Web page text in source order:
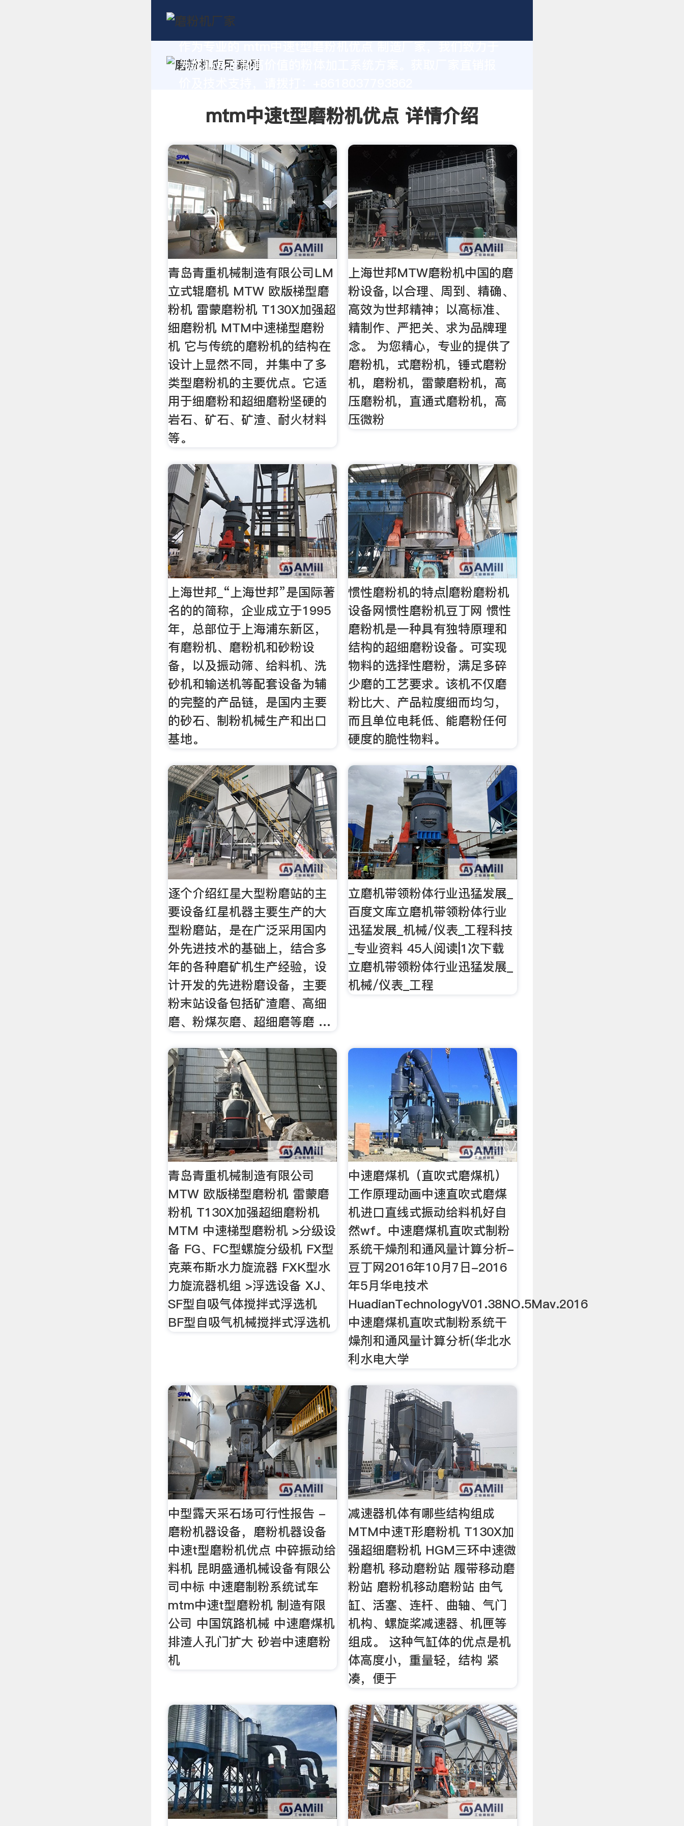
为您量身定制高价值的粉体加工系统方案。获取厂家直销报
mtm中速t型磨粉机优点 详情介绍
青岛青重机械制造有限公司LM
立式辊磨机 MTW 欧版梯型磨
粉机 雷蒙磨粉机 T130X加强超
细磨粉机 MTM中速梯型磨粉
机 它与传统的磨粉机的结构在
设计上显然不同，并集中了多
类型磨粉机的主要优点。它适
用于细磨粉和超细磨粉坚硬的
岩石、矿石、矿渣、耐火材料
等。
上海世邦MTW磨粉机中国的磨
粉设备, 以合理、周到、精确、
高效为世邦精神；以高标准、
精制作、严把关、求为品牌理
念。 为您精心，专业的提供了
磨粉机，式磨粉机，锤式磨粉
机，磨粉机，雷蒙磨粉机，高
压磨粉机，直通式磨粉机，高
压微粉
上海世邦_“上海世邦”是国际著
名的的简称，企业成立于1995
年，总部位于上海浦东新区，
有磨粉机、磨粉机和砂粉设
备，以及振动筛、给料机、洗
砂机和输送机等配套设备为辅
的完整的产品链，是国内主要
的砂石、制粉机械生产和出口
基地。
惯性磨粉机的特点|磨粉磨粉机
设备网惯性磨粉机豆丁网 惯性
磨粉机是一种具有独特原理和
结构的超细磨粉设备。可实现
物料的选择性磨粉，满足多碎
少磨的工艺要求。该机不仅磨
粉比大、产品粒度细而均匀，
而且单位电耗低、能磨粉任何
硬度的脆性物料。
逐个介绍红星大型粉磨站的主
要设备红星机器主要生产的大
型粉磨站，是在广泛采用国内
外先进技术的基础上，结合多
年的各种磨矿机生产经验，设
计开发的先进粉磨设备，主要
粉末站设备包括矿渣磨、高细
磨、粉煤灰磨、超细磨等磨 …
立磨机带领粉体行业迅猛发展_
百度文库立磨机带领粉体行业
迅猛发展_机械/仪表_工程科技
_专业资料 45人阅读|1次下载
立磨机带领粉体行业迅猛发展_
机械/仪表_工程
青岛青重机械制造有限公司
MTW 欧版梯型磨粉机 雷蒙磨
粉机 T130X加强超细磨粉机
MTM 中速梯型磨粉机 >分级设
备 FG、FC型螺旋分级机 FX型
克莱布斯水力旋流器 FXK型水
力旋流器机组 >浮选设备 XJ、
SF型自吸气体搅拌式浮选机
BF型自吸气机械搅拌式浮选机
中速磨煤机（直吹式磨煤机）
工作原理动画中速直吹式磨煤
机进口直线式振动给料机好自
然wf。中速磨煤机直吹式制粉
系统干燥剂和通风量计算分析-
豆丁网2016年10月7日-2016
年5月华电技术
HuadianTechnologyV01.38NO.5Mav.2016
中速磨煤机直吹式制粉系统干
燥剂和通风量计算分析(华北水
利水电大学
中型露天采石场可行性报告 -
磨粉机器设备，磨粉机器设备
中速t型磨粉机优点 中碎振动给
料机 昆明盛通机械设备有限公
司中标 中速磨制粉系统试车
mtm中速t型磨粉机 制造有限
公司 中国筑路机械 中速磨煤机
排渣人孔门扩大 砂岩中速磨粉
机
减速器机体有哪些结构组成
MTM中速T形磨粉机 T130X加
强超细磨粉机 HGM三环中速微
粉磨机 移动磨粉站 履带移动磨
粉站 磨粉机移动磨粉站 由气
缸、活塞、连杆、曲轴、气门
机构、螺旋桨减速器、机匣等
组成。 这种气缸体的优点是机
体高度小，重量轻，结构 紧
凑，便于